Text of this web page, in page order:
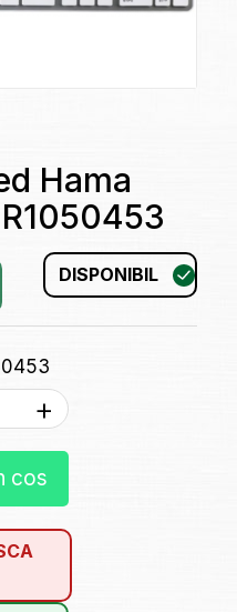
Hama
DISPONIBIL
+
cos